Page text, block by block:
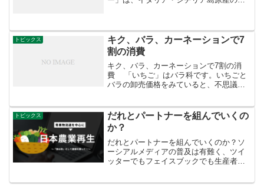
た、開花後には、さ...
トピックス
キク、バラ、カーネーションで7
割の消費
キク、バラ、カーネーションで7割の消
費 「いちご」はバラ科です。いちごと
バラの卸売価格をみていると、不思議と
と成功するケースが多いわけです。私は
大阪と東京の果物の...
トピックス
だれとパートナーを組んでいくの
か？
だれとパートナーを組んでいくのか？ソ
ーシアルメディアの普及は有難く、ツイ
ッターでもフェイスブックでも生産者の